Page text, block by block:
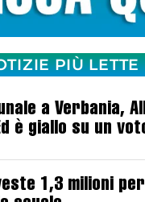
PIÙ LETTE
a Verbania,
è giallo su un
1,3 milioni